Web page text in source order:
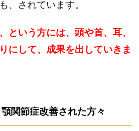
、されています。
という方には、頭や首、耳、
にして、成果を出していきま
関節症改善された方々